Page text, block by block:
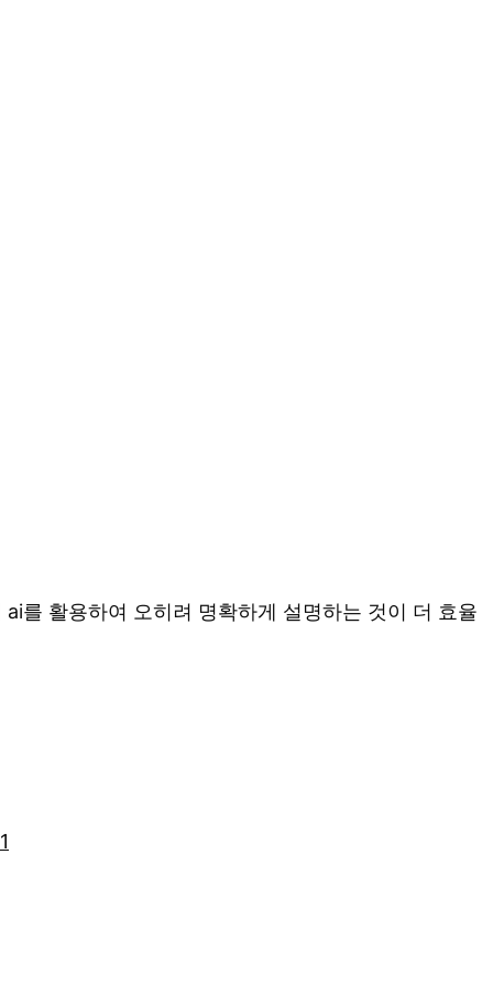
를 활용하여 오히려 명확하게 설명하는 것이 더 효율